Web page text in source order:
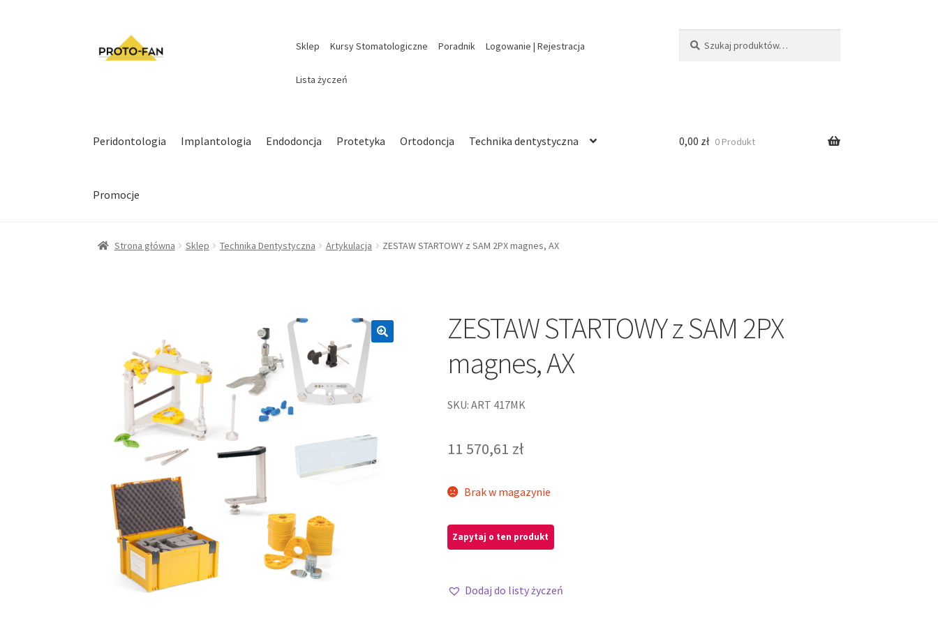
Sklep Kursy Stomatologiczne Poradnik Logowanie | Rejestracja
Lista życzeń
Peridontologia Implantologia Endodoncja Protetyka Ortodoncja Technika dentystyczna
Promocje
0,00 zł 0 Produkt
Strona główna Sklep Technika Dentystyczna Artykulacja ZESTAW STARTOWY z SAM 2PX magnes, AX
ZESTAW STARTOWY z SAM 2PX
magnes, AX
SKU: ART 417MK
11 570,61 zł
Brak w magazynie
Dodaj do listy życzeń